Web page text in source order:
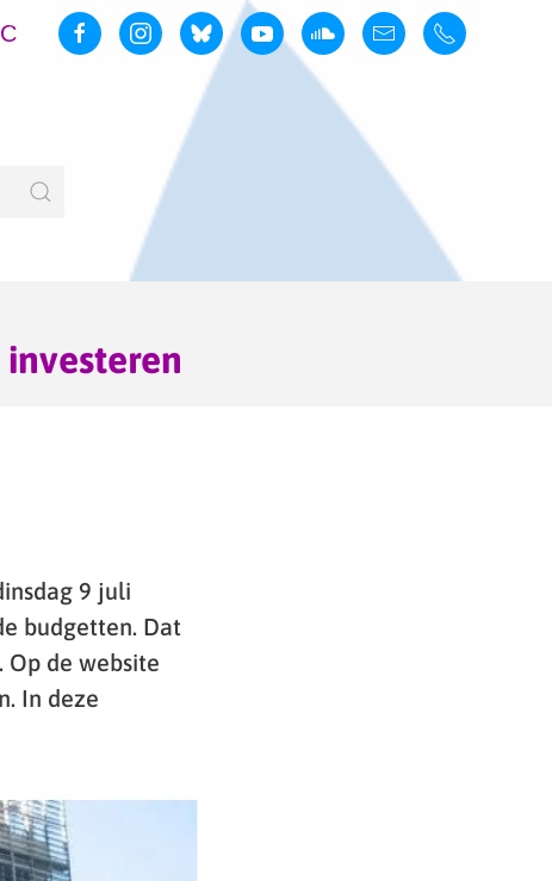
9 juli
budgetten. Dat
de website
In deze